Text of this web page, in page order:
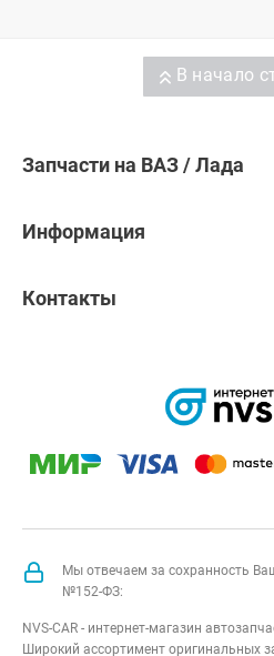
В начало
Запчасти на ВАЗ / Лада
Информация
Контакты
Мы отвечаем за сохранность
№152-ФЗ:
NVS-CAR - интернет-магазин
Широкий ассортимент оригинальных